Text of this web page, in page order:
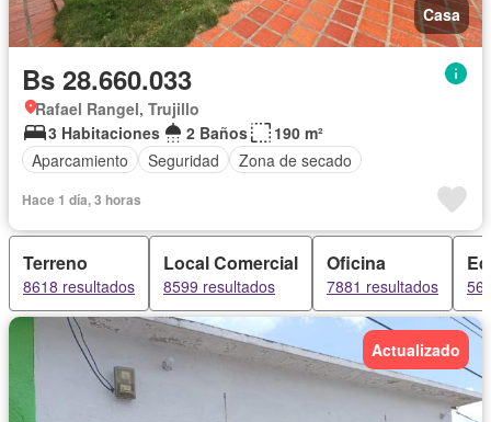
Casa
Bs 28.660.033
Rafael Rangel, Trujillo
3 Habitaciones
2 Baños
190 m²
Aparcamiento
Seguridad Zona de secado
Hace 1 día, 3 horas
Terreno
8618 resultados
Local Comercial
8599 resultados
Oficina
7881 resultados
Actualizado